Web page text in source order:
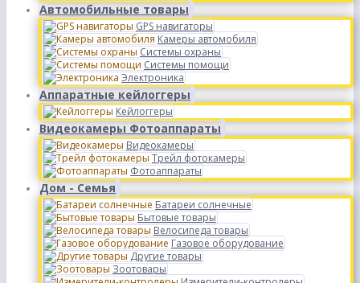
Автомобильные товары
GPS навигаторы
Камеры автомобиля
Системы охраны
Системы помощи
Электроника
Аппаратные кейлоггеры
Кейлоггеры
Видеокамеры Фотоаппараты
Видеокамеры
Трейл фотокамеры
Фотоаппараты
Дом - Семья
Батареи солнечные
Бытовые товары
Велосипеда товары
Газовое оборудование
Другие товары
Зоотовары